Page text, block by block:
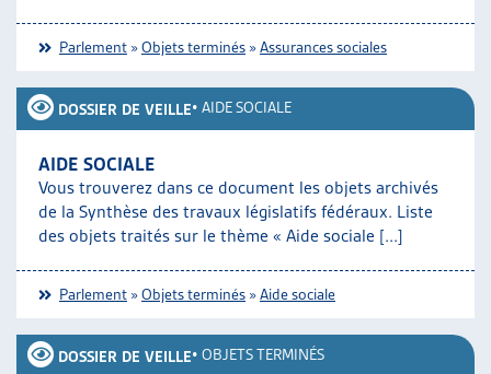
Parlement »Objets terminés »Assurances sociales
DOSSIER DE VEILLE• AIDE SOCIALE
AIDE SOCIALE
Vous trouverez dans ce document les objets archivés
de la Synthèse des travaux législatifs fédéraux. Liste
des objets traités sur le thème « Aide sociale [...]
Parlement »Objets terminés »Aide sociale
DOSSIER DE VEILLE• OBJETS TERMINÉS